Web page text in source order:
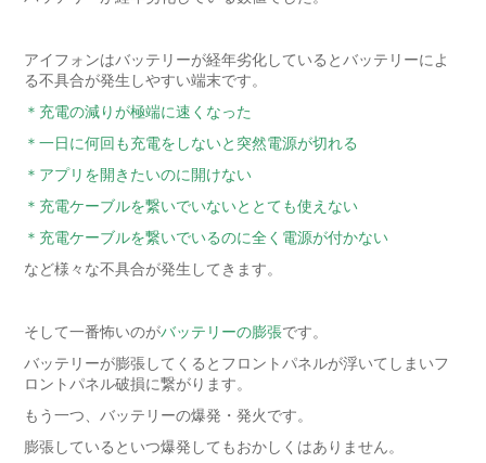
アイフォンはバッテリーが経年劣化しているとバッテリーによ
る不具合が発生しやすい端末です。
＊充電の減りが極端に速くなった
＊一日に何回も充電をしないと突然電源が切れる
＊アプリを開きたいのに開けない
＊充電ケーブルを繋いでいないととても使えない
＊充電ケーブルを繋いでいるのに全く電源が付かない
など様々な不具合が発生してきます。
そして一番怖いのがバッテリーの膨張です。
バッテリーが膨張してくるとフロントパネルが浮いてしまいフ
ロントパネル破損に繋がります。
もう一つ、バッテリーの爆発・発火です。
膨張しているといつ爆発してもおかしくはありません。